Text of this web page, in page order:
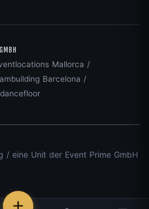
Mallorca /
Barcelona /
eine Unit der Event Prime GmbH